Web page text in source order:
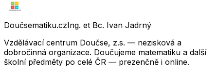
Doučsematiku.czIng. et Bc. Ivan Jadrný
Vzdělávací centrum Doučse, z.s. — nezisková a
dobročinná organizace. Doučujeme matematiku a další
školní předměty po celé ČR — prezenčně i online.